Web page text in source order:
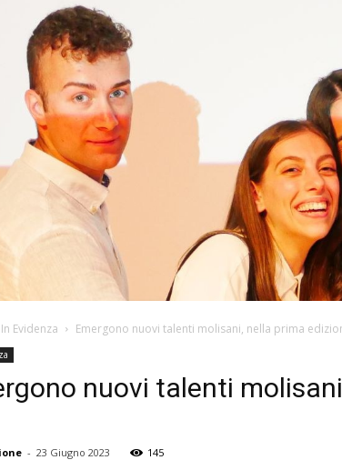
In Evidenza Emergono nuovi talenti molisani, nella prima
nuovi talenti
- 23 Giugno 2023 145